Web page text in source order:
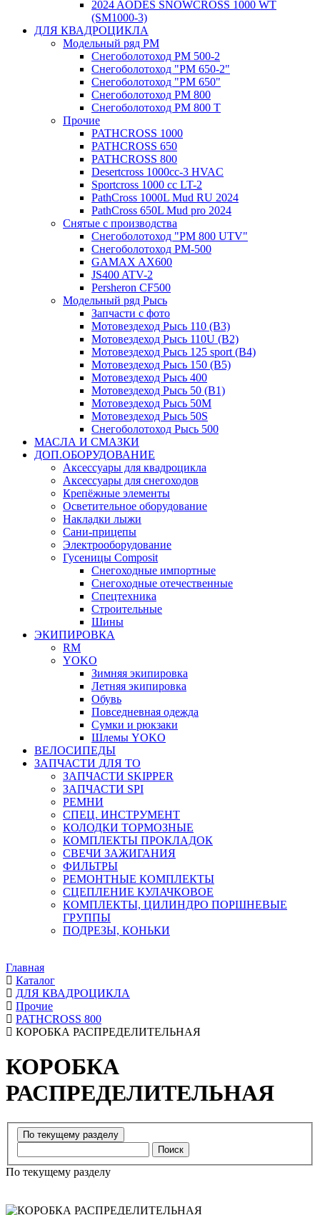
2024 AODES SNOWCROSS 1000 WT
(SM1000-3)
ДЛЯ КВАДРОЦИКЛА
Модельный ряд РМ
Снегоболотоход РМ 500-2
Снегоболотоход "РМ 650-2"
Снегоболотоход "РМ 650"
Снегоболотоход РМ 800
Снегоболотоход РМ 800 Т
Прочие
PATHCROSS 1000
PATHCROSS 650
PATHCROSS 800
Desertcross 1000cc-3 HVAC
Sportcross 1000 cc LT-2
PathCross 1000L Mud RU 2024
PathCross 650L Mud pro 2024
Снятые с производства
Снегоболотоход "РМ 800 UTV"
Снегоболотоход РМ-500
GAMAX AX600
JS400 ATV-2
Persheron CF500
Модельный ряд Рысь
Запчасти с фото
Мотовездеход Рысь 110 (B3)
Мотовездеход Рысь 110U (B2)
Мотовездеход Рысь 125 sport (B4)
Мотовездеход Рысь 150 (B5)
Мотовездеход Рысь 400
Мотовездеход Рысь 50 (B1)
Мотовездеход Рысь 50M
Мотовездеход Рысь 50S
Снегоболотоход Рысь 500
МАСЛА И СМАЗКИ
ДОП.ОБОРУДОВАНИЕ
Аксессуары для квадроцикла
Аксессуары для снегоходов
Крепёжные элементы
Осветительное оборудование
Накладки лыжи
Сани-прицепы
Электрооборудование
Гусеницы Composit
Снегоходные импортные
Снегоходные отечественные
Спецтехника
Строительные
Шины
ЭКИПИРОВКА
RM
YOKO
Зимняя экипировка
Летняя экипировка
Обувь
Повседневная одежда
Сумки и рюкзаки
Шлемы YOKO
ВЕЛОСИПЕДЫ
ЗАПЧАСТИ ДЛЯ ТО
ЗАПЧАСТИ SKIPPER
ЗАПЧАСТИ SPI
РЕМНИ
СПЕЦ. ИНСТРУМЕНТ
КОЛОДКИ ТОРМОЗНЫЕ
КОМПЛЕКТЫ ПРОКЛАДОК
СВЕЧИ ЗАЖИГАНИЯ
ФИЛЬТРЫ
РЕМОНТНЫЕ КОМПЛЕКТЫ
СЦЕПЛЕНИЕ КУЛАЧКОВОЕ
КОМПЛЕКТЫ, ЦИЛИНДРО ПОРШНЕВЫЕ
ГРУППЫ
ПОДРЕЗЫ, КОНЬКИ
Главная
Каталог
ДЛЯ КВАДРОЦИКЛА
Прочие
PATHCROSS 800
КОРОБКА РАСПРЕДЕЛИТЕЛЬНАЯ
КОРОБКА
РАСПРЕДЕЛИТЕЛЬНАЯ
Поиск
По текущему разделу